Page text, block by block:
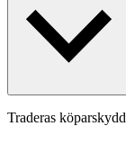
Traderas köparskydd